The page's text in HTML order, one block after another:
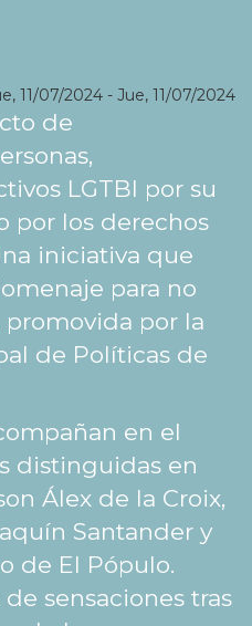
11/07/2024 - Jue, 11/07/2024
de
LGTBI por su
por los derechos
iniciativa que
para no
promovida por la
de Políticas de
en el
distinguidas en
Álex de la Croix,
Santander y
de El Pópulo.
sensaciones tras